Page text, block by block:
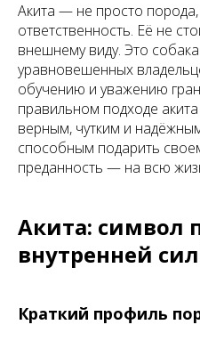
Акита — не просто порода,
ответственность. Её не
внешнему виду. Это
уравновешенных
обучению и уважению
правильном подходе
верным, чутким и
способным подарить
преданность — на всю
Акита: символ
внутренней
Краткий профиль